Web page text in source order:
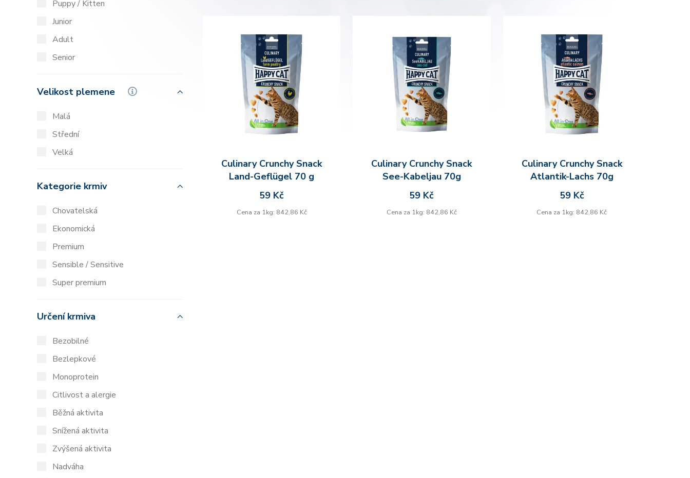
Puppy / Kitten
Junior
Adult
Senior
Velikost plemene
Malá
Střední
Velká
Kategorie krmiv
Chovatelská
Ekonomická
Premium
Sensible / Sensitive
Super premium
Určení krmiva
Bezobilné
Bezlepkové
Monoprotein
Citlivost a alergie
Běžná aktivita
Snížená aktivita
Zvýšená aktivita
Nadváha
Culinary Crunchy Snack
Land-Geflügel 70 g
59 Kč
Cena za 1kg: 842,86 Kč
Culinary Crunchy Snack
See-Kabeljau 70g
59 Kč
Cena za 1kg: 842,86 Kč
Culinary Crunchy Snack
Atlantik-Lachs 70g
59 Kč
Cena za 1kg: 842,86 Kč